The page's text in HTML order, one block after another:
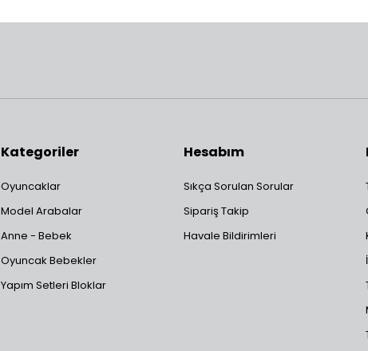
Kategoriler
Oyuncaklar
Model Arabalar
Anne - Bebek
Oyuncak Bebekler
Yapım Setleri Bloklar
Hesabım
Sıkça Sorulan Sorular
Sipariş Takip
Havale Bildirimleri